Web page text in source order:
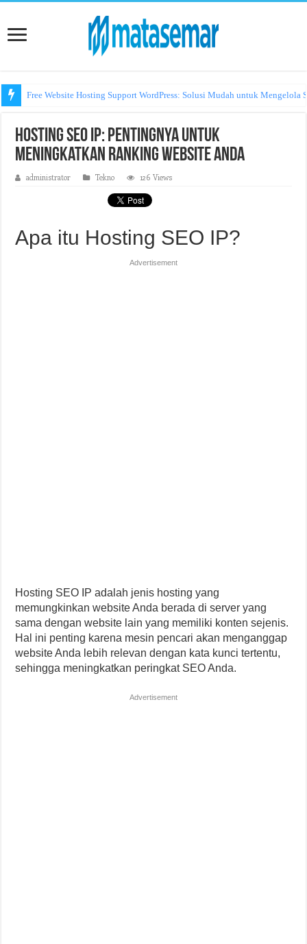
Free Website Hosting Support WordPress: Solusi Mudah untuk Mengelola
Hosting SEO IP: Pentingnya untuk
Meningkatkan Ranking Website Anda
administrator Tekno 126 Views
Apa itu Hosting SEO IP?
Advertisement
Hosting SEO IP adalah jenis hosting yang
memungkinkan website Anda berada di server yang
sama dengan website lain yang memiliki konten sejenis.
Hal ini penting karena mesin pencari akan menganggap
website Anda lebih relevan dengan kata kunci tertentu,
sehingga meningkatkan peringkat SEO Anda.
Advertisement